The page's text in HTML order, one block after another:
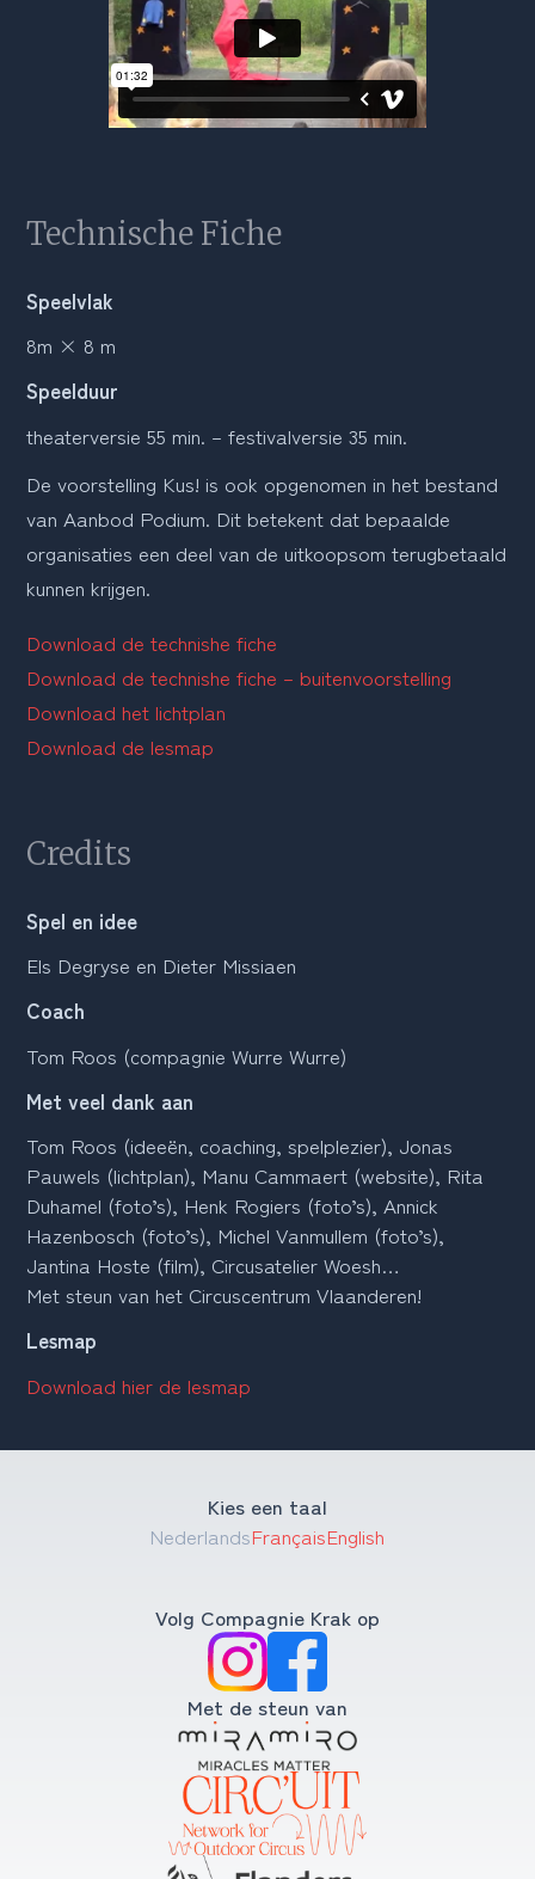
Technische Fiche
Speelvlak
8m × 8 m
Speelduur
theaterversie 55 min. – festivalversie 35 min.
De voorstelling Kus! is ook opgenomen in het bestand
van Aanbod Podium. Dit betekent dat bepaalde
organisaties een deel van de uitkoopsom terugbetaald
kunnen krijgen.
Download de technishe fiche
Download de technishe fiche – buitenvoorstelling
Download het lichtplan
Download de lesmap
Credits
Spel en idee
Els Degryse en Dieter Missiaen
Coach
Tom Roos (compagnie Wurre Wurre)
Met veel dank aan
Tom Roos (ideeën, coaching, spelplezier), Jonas
Pauwels (lichtplan), Manu Cammaert (website), Rita
Duhamel (foto’s), Henk Rogiers (foto’s), Annick
Hazenbosch (foto’s), Michel Vanmullem (foto’s),
Jantina Hoste (film), Circusatelier Woesh…
Met steun van het Circuscentrum Vlaanderen!
Lesmap
Download hier de lesmap
Kies een taal
NederlandsFrançaisEnglish
Volg Compagnie Krak op
Met de steun van